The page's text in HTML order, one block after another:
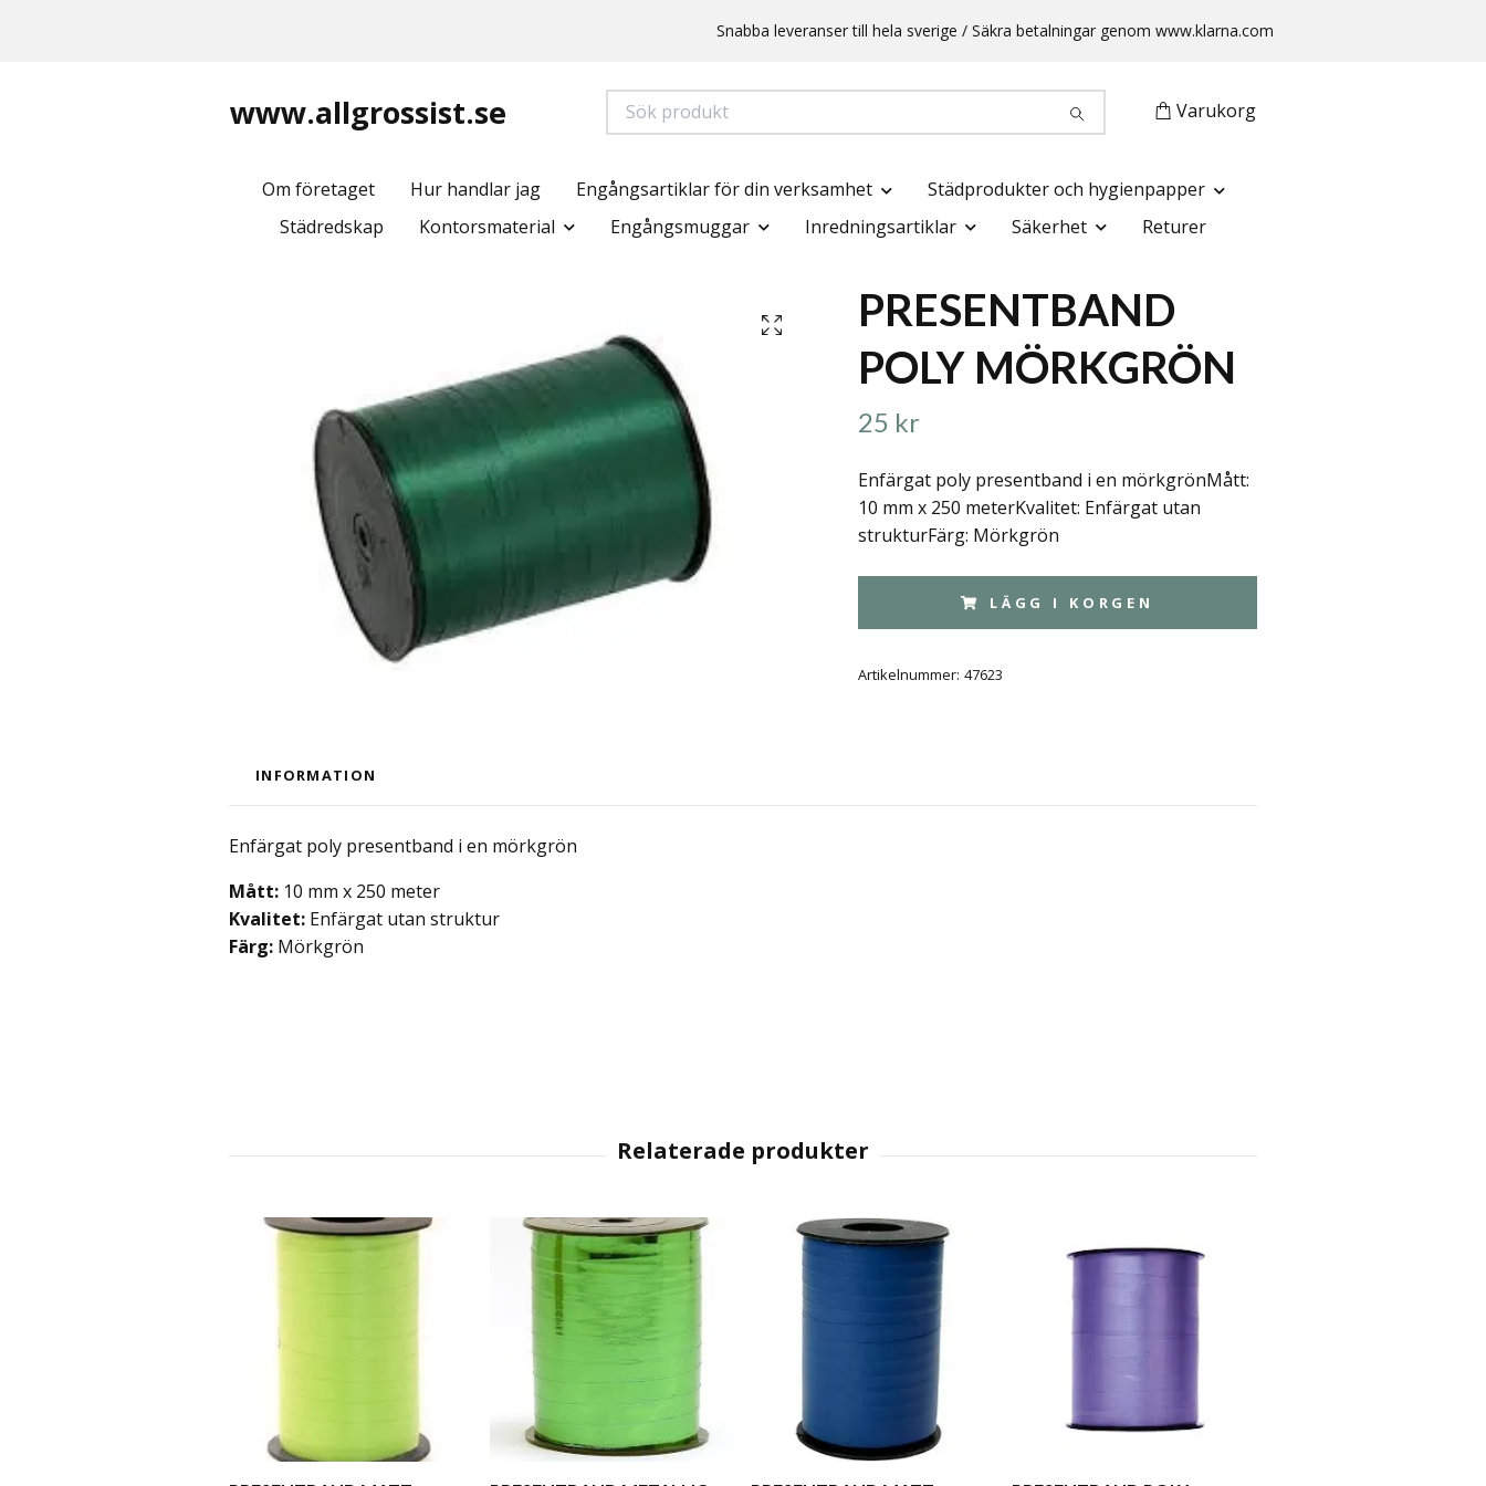
Snabba leveranser till hela sverige / Säkra betalningar genom www.klarna.com
www.allgrossist.se Varukorg
Om företaget Hur handlar jag Engångsartiklar för din verksamhet
Städprodukter och hygienpapper
Städredskap
Kontorsmaterial Engångsmuggar Inredningsartiklar Säkerhet Returer
PRESENTBAND
POLY MÖRKGRÖN
25 kr
Enfärgat poly presentband i en mörkgrönMått:
10 mm x 250 meterKvalitet: Enfärgat utan
strukturFärg: Mörkgrön
LÄGG I KORGEN
Artikelnummer: 47623
INFORMATION
Enfärgat poly presentband i en mörkgrön
Mått: 10 mm x 250 meter
Kvalitet: Enfärgat utan struktur
Färg: Mörkgrön